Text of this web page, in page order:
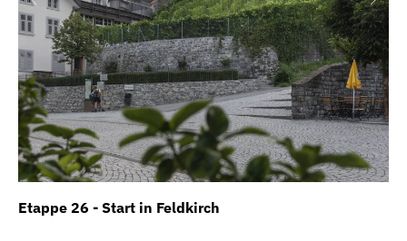
Etappe 26 - Start in Feldkirch